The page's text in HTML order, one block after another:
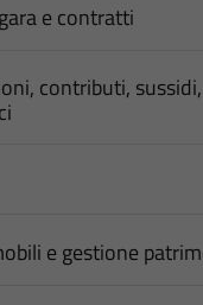
e contratti
contributi,
e gestione